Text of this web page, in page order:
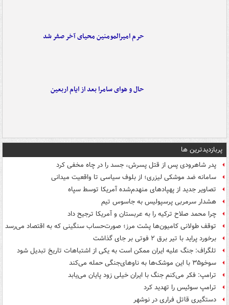
حرم امیرالمومنین محیای آخر صفر شد
حال و هوای سامرا بعد از ایام اربعین
پربازدیدترین ها
پدر شاهرودی پس از قتل پسرش، جسد را در چاه مخفی کرد
سامانه ضد موشکی لیزری؛ از بلوف سیاسی تا واقعیت میدانی
تصاویر جدید از پهپادهای منهدم‌شده آمریکا توسط سپاه
هشدار سرمربی پرسپولیس به جاسوس تیم
چرا محمد صلاح ترکیه را به عربستان و آمریکا ترجیح داد
توقف طولانی کامیون‌ها پشت مرز؛ صورت‌حساب سنگینی که به اقتصاد می‌رسد
برخورد پراید با تیر برق ۲ فوتی بر جای گذاشت
تلگراف: جنگ علیه ایران ممکن است به یکی از اشتباهات تاریخ تبدیل شود
سوخو۳۵ با این موشک‌ها به ناوهای‌جنگی حمله می‌کند
ترامپ: فکر می‌کنم جنگ با ایران خیلی زود پایان می‌یابد
ترامپ سوئیس را تهدید کرد
دستگیری قاتل فراری در نوشهر